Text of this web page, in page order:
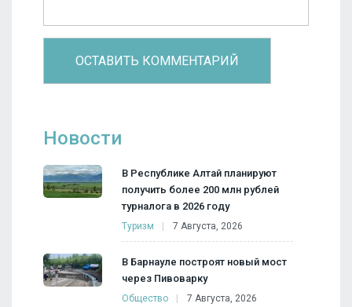
Новости
В Республике Алтай планируют
получить более 200 млн рублей
турналога в 2026 году
Туризм 7 Августа, 2026
В Барнауле построят новый мост
через Пивоварку
Общество 7 Августа, 2026